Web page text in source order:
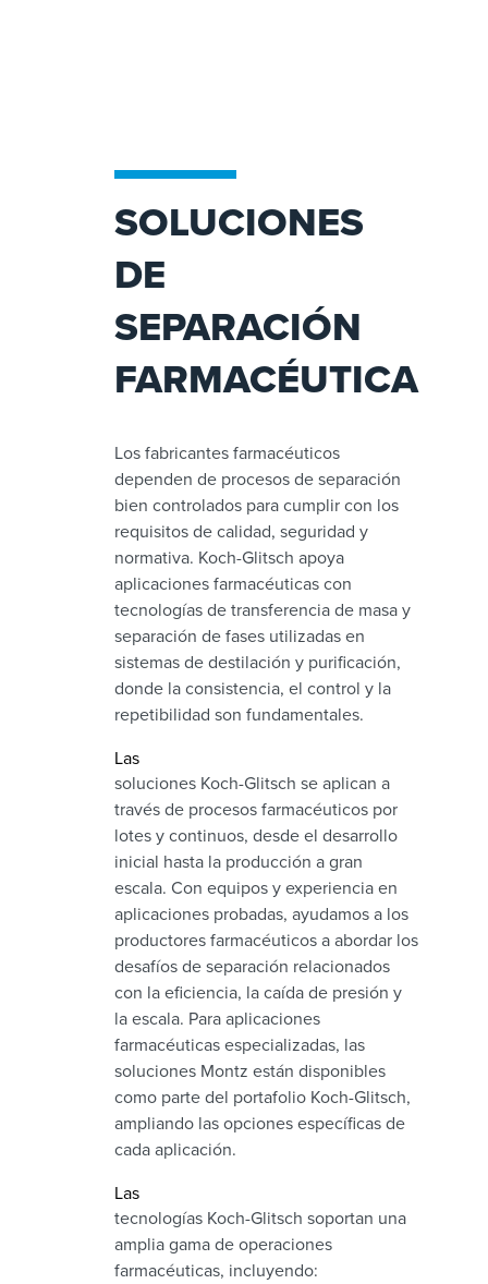
SOLUCIONES
DE
SEPARACIÓN
FARMACÉUTICA
Los fabricantes farmacéuticos
dependen de procesos de separación
bien controlados para cumplir con los
requisitos de calidad, seguridad y
normativa. Koch-Glitsch apoya
aplicaciones farmacéuticas con
tecnologías de transferencia de masa y
separación de fases utilizadas en
sistemas de destilación y purificación,
donde la consistencia, el control y la
repetibilidad son fundamentales.
Las
soluciones Koch-Glitsch se aplican a
través de procesos farmacéuticos por
lotes y continuos, desde el desarrollo
inicial hasta la producción a gran
escala. Con equipos y experiencia en
aplicaciones probadas, ayudamos a los
productores farmacéuticos a abordar los
desafíos de separación relacionados
con la eficiencia, la caída de presión y
la escala. Para aplicaciones
farmacéuticas especializadas, las
soluciones Montz están disponibles
como parte del portafolio Koch-Glitsch,
ampliando las opciones específicas de
cada aplicación.
Las
tecnologías Koch-Glitsch soportan una
amplia gama de operaciones
farmacéuticas, incluyendo: